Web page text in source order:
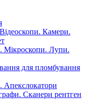
Камери.
Мікроскопи. Лупи.
для пломбування
Апекслокатори
Сканери рентген